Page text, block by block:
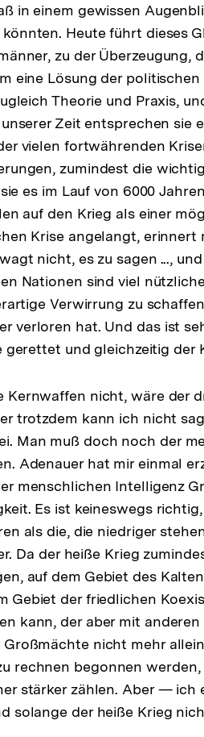
in einem gewissen
Heute führt dieses
zu der Überzeugung,
eine Lösung der
Theorie und Praxis,
Zeit entsprechen sie
vielen fortwährenden
zumindest die
es im Lauf von 6000
auf den Krieg als einer
Krise angelangt, erinnert
nicht, es zu sagen ...,
Nationen sind viel
Verwirrung zu
verloren hat. Und das ist
und gleichzeitig der
Kernwaffen nicht, wäre der
trotzdem kann ich nicht
Man muß doch noch der
Adenauer hat mir einmal
menschlichen Intelligenz
Es ist keineswegs
als die, die niedriger
Da der heiße Krieg
auf dem Gebiet des
Gebiet der friedlichen
kann, der aber mit
nicht mehr
rechnen begonnen
stärker zählen. Aber — ich
solange der heiße Krieg